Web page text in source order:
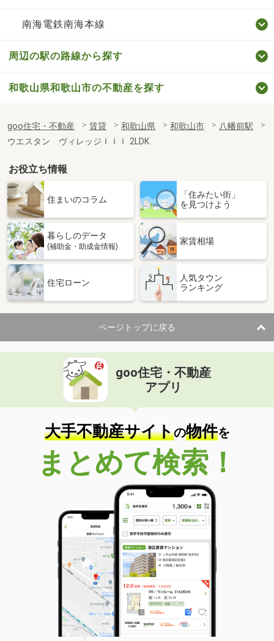
南海電鉄南海本線
周辺の駅の路線から探す
和歌山県和歌山市の不動産を探す
goo住宅・不動産 賃貸 和歌山県 和歌山市
八幡前駅
ウエスタン ヴィレッジＩＩＩ 2LDK
お役立ち情報
住まいのコラム
「住みたい街」
を見つけよう
暮らしのデータ
(補助金・助成金情報)
家賃相場
住宅ローン
人気タウン
ランキング
ページトップに戻る
goo住宅・不動産
アプリ
大手不動産サイトの物件を
まとめて検索！